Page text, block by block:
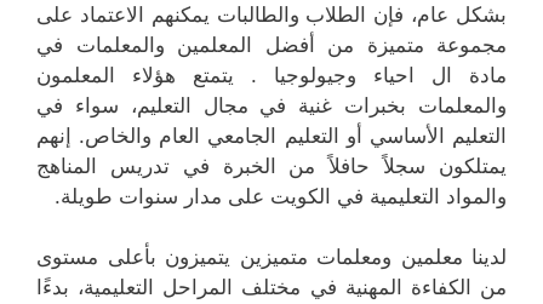
بشكل عام، فإن الطلاب والطالبات يمكنهم الاعتماد على
مجموعة متميزة من أفضل المعلمين والمعلمات في
مادة ال احياء وجيولوجيا . يتمتع هؤلاء المعلمون
والمعلمات بخبرات غنية في مجال التعليم، سواء في
التعليم الأساسي أو التعليم الجامعي العام والخاص. إنهم
يمتلكون سجلاً حافلاً من الخبرة في تدريس المناهج
والمواد التعليمية في الكويت على مدار سنوات طويلة.
لدينا معلمين ومعلمات متميزين يتميزون بأعلى مستوى
من الكفاءة المهنية في مختلف المراحل التعليمية، بدءًا